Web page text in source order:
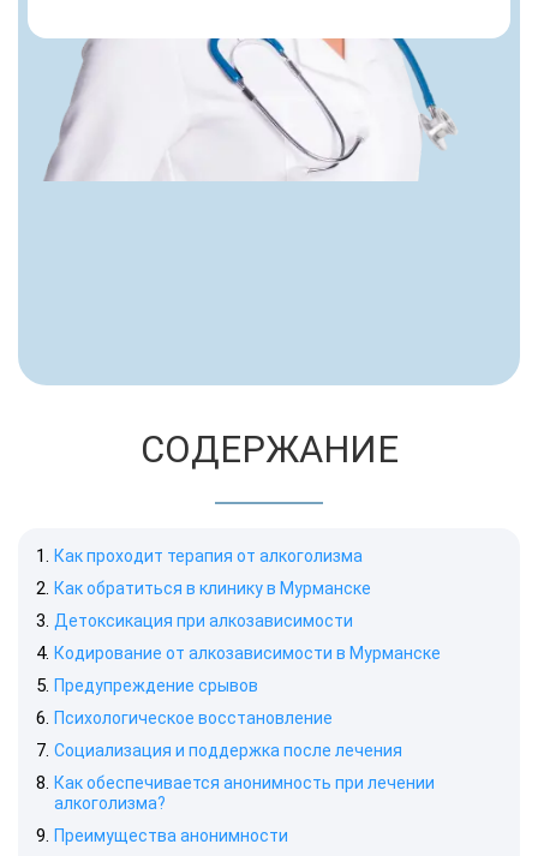
СОДЕРЖАНИЕ
Как проходит терапия от алкоголизма
Как обратиться в клинику в Мурманске
Детоксикация при алкозависимости
Кодирование от алкозависимости в Мурманске
Предупреждение срывов
Психологическое восстановление
Социализация и поддержка после лечения
Как обеспечивается анонимность при лечении
алкоголизма?
Преимущества анонимности